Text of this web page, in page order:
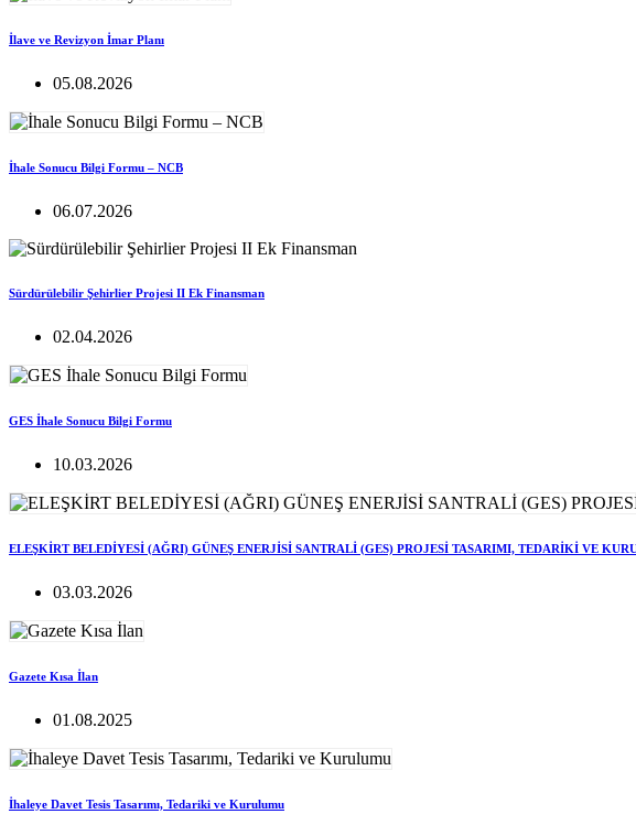
İlave ve Revizyon İmar Planı
05.08.2026
İhale Sonucu Bilgi Formu – NCB
06.07.2026
Sürdürülebilir Şehirlier Projesi II Ek Finansman
02.04.2026
GES İhale Sonucu Bilgi Formu
10.03.2026
ELEŞKİRT BELEDİYESİ (AĞRI) GÜNEŞ ENERJİSİ SANTRALİ (GES) PROJESİ TASARIMI, TEDARİKİ VE
03.03.2026
Gazete Kısa İlan
01.08.2025
İhaleye Davet Tesis Tasarımı, Tedariki ve Kurulumu